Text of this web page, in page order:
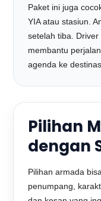
Paket ini juga
YIA atau stasiun.
setelah tiba. Driver
membantu
agenda ke
Pilihan
dengan
Pilihan armada
penumpang,